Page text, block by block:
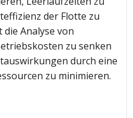
der Flotte zu
Analyse von
zu senken
durch eine
zu minimieren.